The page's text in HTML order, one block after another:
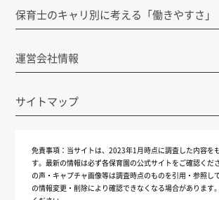
保育士のキャリ別に考える「働きやすさ」
運営会社情報
サイトマップ
免責事項： 当サイトは、2023年1月時点に調査した内容を
す。最新の情報は必ず各保育園の公式サイトをご確認くだ
の声・キャプチャ画像等は調査時点のものを引用・参照し
の情報変更・削除により確認できなくなる場合があります